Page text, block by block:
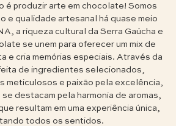
é produzir arte em chocolate! Somos
e qualidade artesanal há quase meio
a riqueza cultural da Serra Gaúcha e
se unem para oferecer um mix de
e cria memórias especiais. Através da
de ingredientes selecionados,
meticulosos e paixão pela excelência,
destacam pela harmonia de aromas,
resultam em uma experiência única,
todos os sentidos.